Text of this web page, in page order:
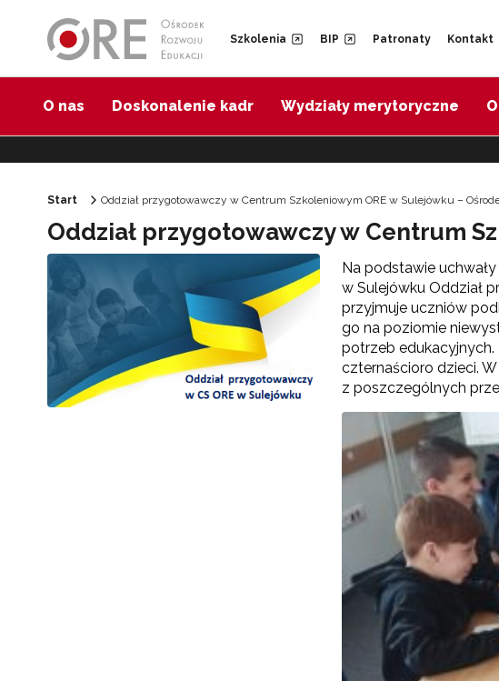
Szkolenia BIP Patronaty Kontakt
O nas Doskonalenie kadr Wydziały merytoryczne
Start Oddział przygotowawczy w Centrum Szkoleniowym ORE w Sulejówku –
Oddział przygotowawczy w Centrum
Na podstawie
w Sulejówku Oddział
przyjmuje uczniów
go na poziomie
potrzeb edukacyjnych.
czternaścioro dzieci.
z poszczególnych